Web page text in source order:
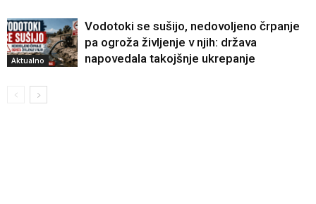
Aktualno
Vodotoki se sušijo, nedovoljeno črpanje
pa ogroža življenje v njih: država
napovedala takojšnje ukrepanje